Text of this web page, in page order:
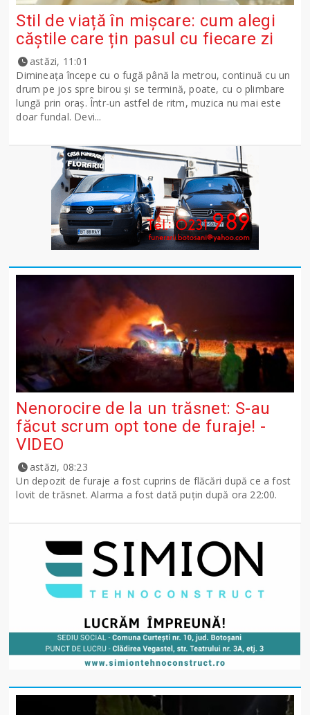
Stil de viață în mișcare: cum alegi
căștile care țin pasul cu fiecare zi
astăzi, 11:01
Dimineața începe cu o fugă până la metrou, continuă cu un
drum pe jos spre birou și se termină, poate, cu o plimbare
lungă prin oraș. Într-un astfel de ritm, muzica nu mai este
doar fundal. Devi...
Nenorocire de la un trăsnet: S-au
făcut scrum opt tone de furaje! -
VIDEO
astăzi, 08:23
Un depozit de furaje a fost cuprins de flăcări după ce a fost
lovit de trăsnet. Alarma a fost dată puțin după ora 22:00.